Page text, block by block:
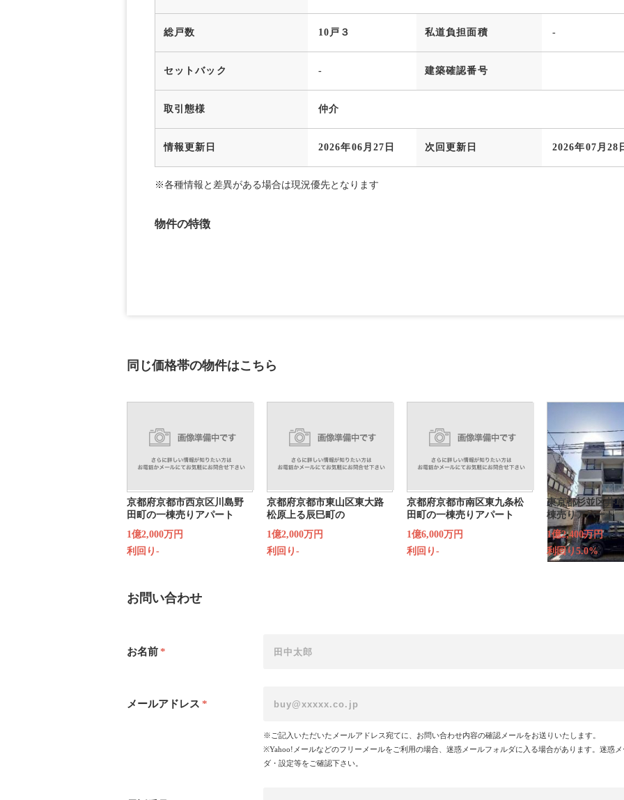
総戸数 10戸３ 私道負担面積 -
セットバック - 建築確認番号
取引態様 仲介
情報更新日 2026年06月27日 次回更新日 2026年07月28
※各種情報と差異がある場合は現況優先となります
物件の特徴
同じ価格帯の物件はこちら
京都府京都市西京区川島野
田町の一棟売りアパート
1億2,000万円
利回り-
京都府京都市東山区東大路
松原上る辰巳町の
1億2,000万円
利回り-
京都府京都市南区東九条松
田町の一棟売りアパート
1億6,000万円
利回り-
東京都杉並区井
棟売りアパート
1億2,400万円
利回り5.0%
お問い合わせ
お名前*
メールアドレス *
※ご記入いただいたメールアドレス宛てに、お問い合わせ内容の確認メールをお送りいたします。
※Yahoo!メールなどのフリーメールをご利用の場合、迷惑メールフォルダに入る場合があります。迷惑
ダ・設定等をご確認下さい。